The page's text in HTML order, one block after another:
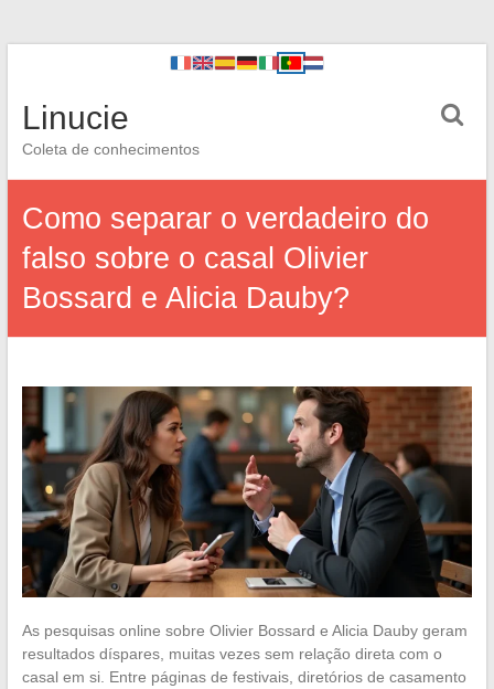
Linucie
Coleta de conhecimentos
Como separar o verdadeiro do
falso sobre o casal Olivier
Bossard e Alicia Dauby?
As pesquisas online sobre Olivier Bossard e Alicia Dauby geram
resultados díspares, muitas vezes sem relação direta com o
casal em si. Entre páginas de festivais, diretórios de casamento